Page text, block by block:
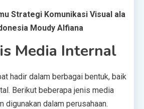
Strategi Komunikasi Visual ala
Moudy Alfiana
Media Internal
hadir dalam berbagai bentuk, baik
Berikut beberapa jenis media
digunakan dalam perusahaan.